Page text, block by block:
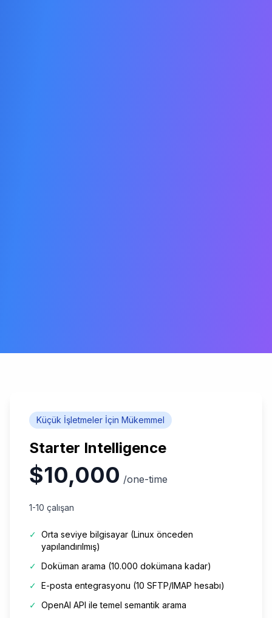
Küçük İşletmeler İçin Mükemmel
Starter Intelligence
$10,000 /one-time
1-10 çalışan
✓ Orta seviye bilgisayar (Linux önceden
yapılandırılmış)
✓ Doküman arama (10.000 dokümana kadar)
✓ E-posta entegrasyonu (10 SFTP/IMAP hesabı)
✓ OpenAI API ile temel semantik arama